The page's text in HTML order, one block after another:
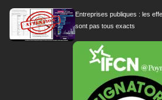
Entreprises publiques : les
sont pas tous exacts